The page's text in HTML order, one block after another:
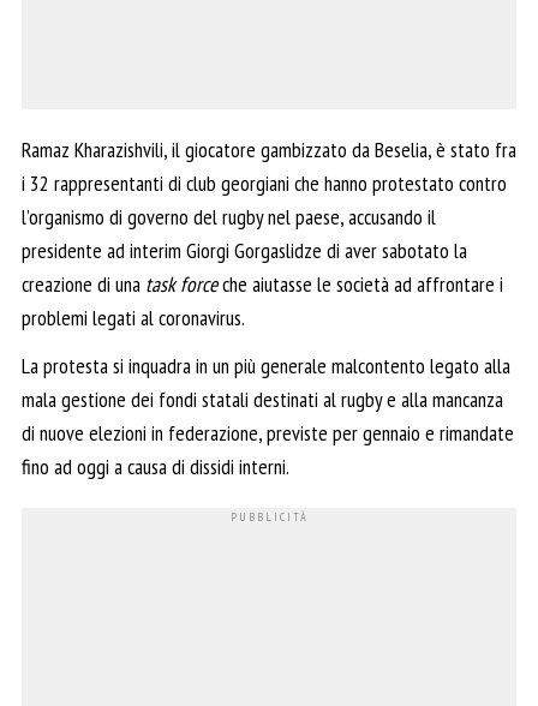
Ramaz Kharazishvili, il giocatore gambizzato da Beselia, è stato fra
i 32 rappresentanti di club georgiani che hanno protestato contro
l’organismo di governo del rugby nel paese, accusando il
presidente ad interim Giorgi Gorgaslidze di aver sabotato la
creazione di una task forceche aiutasse le società ad affrontare i
problemi legati al coronavirus.
La protesta si inquadra in un più generale malcontento legato alla
mala gestione dei fondi statali destinati al rugby e alla mancanza
di nuove elezioni in federazione, previste per gennaio e rimandate
fino ad oggi a causa di dissidi interni.